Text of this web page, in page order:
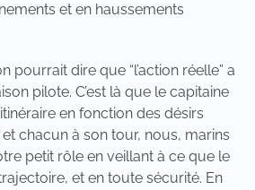
et en haussements
pourrait dire que “l’action réelle” a
pilote. C’est là que le capitaine
en fonction des désirs
et chacun à son tour, nous, marins
petit rôle en veillant à ce que le
et en toute sécurité. En